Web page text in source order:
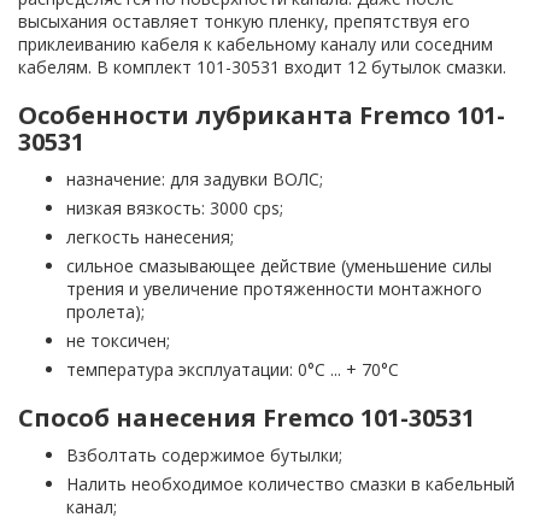
высыхания оставляет тонкую пленку, препятствуя его
приклеиванию кабеля к кабельному каналу или соседним
кабелям. В комплект 101-30531 входит 12 бутылок смазки.
Особенности лубриканта Fremco 101-
30531
назначение: для задувки ВОЛС;
низкая вязкость: 3000 cps;
легкость нанесения;
сильное смазывающее действие (уменьшение силы
трения и увеличение протяженности монтажного
пролета);
не токсичен;
температура эксплуатации: 0°C ... + 70°C
Способ нанесения Fremco 101-30531
Взболтать содержимое бутылки;
Налить необходимое количество смазки в кабельный
канал;